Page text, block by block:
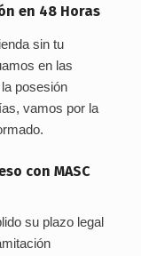
en 48 Horas
sin tu
en las
posesión
vamos por la
con MASC
su plazo legal